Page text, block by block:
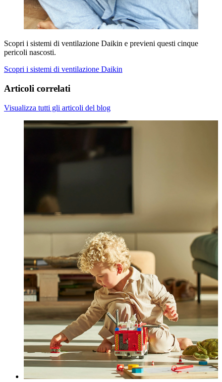
Scopri i sistemi di ventilazione Daikin e previeni questi cinque
pericoli nascosti.
Scopri i sistemi di ventilazione Daikin
Articoli correlati
Visualizza tutti gli articoli del blog